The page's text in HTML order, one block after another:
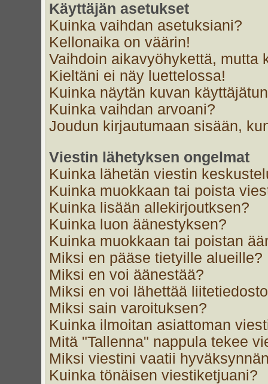
Käyttäjän asetukset
Kuinka vaihdan asetuksiani?
Kellonaika on väärin!
Vaihdoin aikavyöhykettä, mutta
Kieltäni ei näy luettelossa!
Kuinka näytän kuvan
Kuinka vaihdan arvoani?
Joudun kirjautumaan sisään,
Viestin lähetyksen ongelmat
Kuinka lähetän viestin
Kuinka muokkaan tai poista
Kuinka lisään allekirjoutksen?
Kuinka luon äänestyksen?
Kuinka muokkaan tai poistan
Miksi en pääse tietyille alueille?
Miksi en voi äänestää?
Miksi en voi lähettää
Miksi sain varoituksen?
Kuinka ilmoitan asiattoman
Mitä "Tallenna" nappula tekee
Miksi viestini vaatii
Kuinka tönäisen viestiketjuani?